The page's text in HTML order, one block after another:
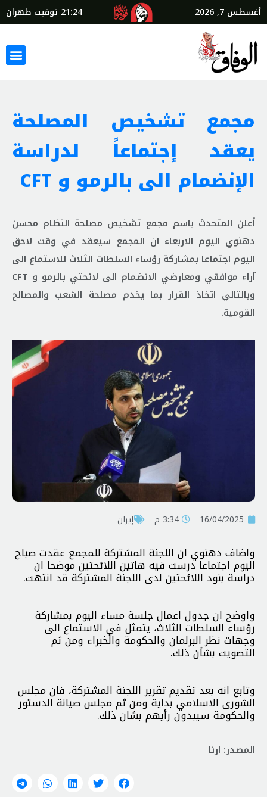
أغسطس 7, 2026 21:24 توقيت طهران
مجمع تشخيص المصلحة
يعقد إجتماعاً لدراسة
الإنضمام الى بالرمو و CFT
أعلن المتحدث باسم مجمع تشخيص مصلحة النظام محسن
دهنوي اليوم الاربعاء ان المجمع سيعقد في وقت لاحق
اليوم اجتماعا بمشاركة رؤساء السلطات الثلاث للاستماع الى
آراء موافقي ومعارضي الانضمام الى لائحتي بالرمو و CFT
وبالتالي اتخاذ القرار بما يخدم مصلحة الشعب والمصالح
القومية.
16/04/2025 3:34 م إيران
واضاف دهنوي ان اللجنة المشتركة للمجمع عقدت صباح
اليوم اجتماعا درست فيه هاتين اللائحتين موضحا ان
دراسة بنود اللائحتين لدى اللجنة المشتركة قد انتهت.
واوضح ان جدول اعمال جلسة مساء اليوم بمشاركة
رؤساء السلطات الثلاث، يتمثل في الاستماع الى
وجهات نظر البرلمان والحكومة والخبراء ومن ثم
التصويت بشأن ذلك.
وتابع انه بعد تقديم تقرير اللجنة المشتركة، فان مجلس
الشورى الاسلامي بداية ومن ثم مجلس صيانة الدستور
والحكومة سيبدون رأيهم بشان ذلك.
المصدر: ارنا